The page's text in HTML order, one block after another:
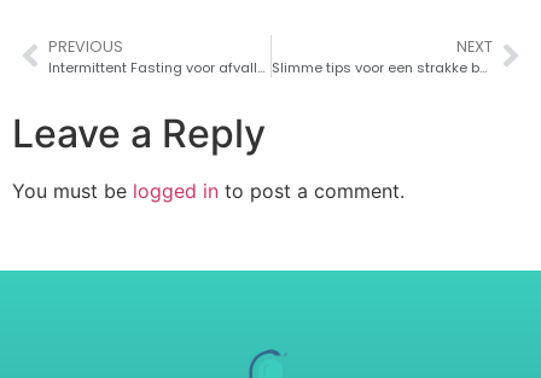
PREVIOUS
Intermittent Fasting voor afvallen? Hoe succesvol starten
NEXT
Slimme tips voor een strakke buik
Leave a Reply
You must be logged in to post a comment.